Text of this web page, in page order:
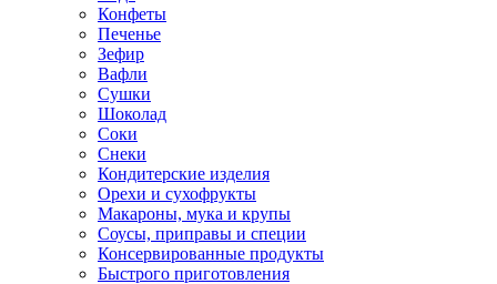
Конфеты
Печенье
Зефир
Вафли
Сушки
Шоколад
Соки
Снеки
Кондитерские изделия
Орехи и сухофрукты
Макароны, мука и крупы
Соусы, приправы и специи
Консервированные продукты
Быстрого приготовления